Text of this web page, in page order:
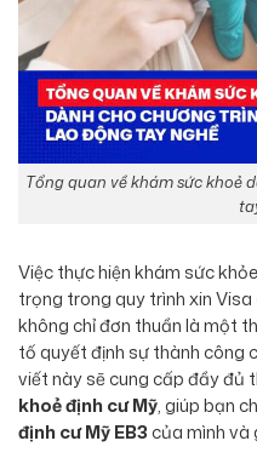
Tổng quan về khám sức khoẻ
Việc thực hiện khám sức
trọng trong quy trình xin Visa
không chỉ đơn thuần là một
tố quyết định sự thành công
viết này sẽ cung cấp đầy đủ
khoẻ định cư Mỹ, giúp bạn
định cư Mỹ EB3 của mình và